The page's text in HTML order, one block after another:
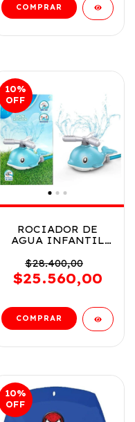
10%
OFF
ROCIADOR DE
AGUA INFANTIL
LOCA COD 8848
$28.400,00
$25.560,00
10%
OFF